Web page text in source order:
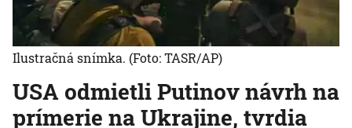
USA odmietli Putinov návrh na
prímerie na Ukrajine, tvrdia
Ilustračná snímka. (Foto: TASR/AP)